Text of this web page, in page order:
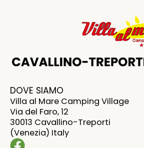
DOVE SIAMO
Villa al Mare Camping Village
Via del Faro, 12
30013 Cavallino-Treporti
(Venezia) Italy